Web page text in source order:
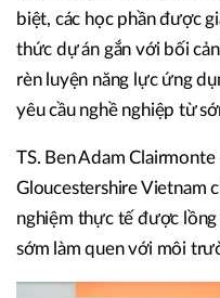
biệt, các học phần được
thức dự án gắn với bối
rèn luyện năng lực ứng
yêu cầu nghề nghiệp từ
TS. Ben Adam
Gloucestershire Vietnam
nghiệm thực tế được
sớm làm quen với môi